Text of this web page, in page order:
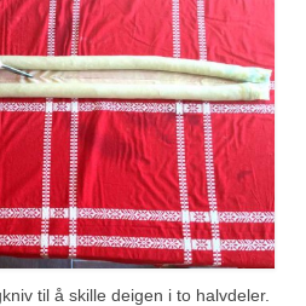
til å skille deigen i to halvdeler.